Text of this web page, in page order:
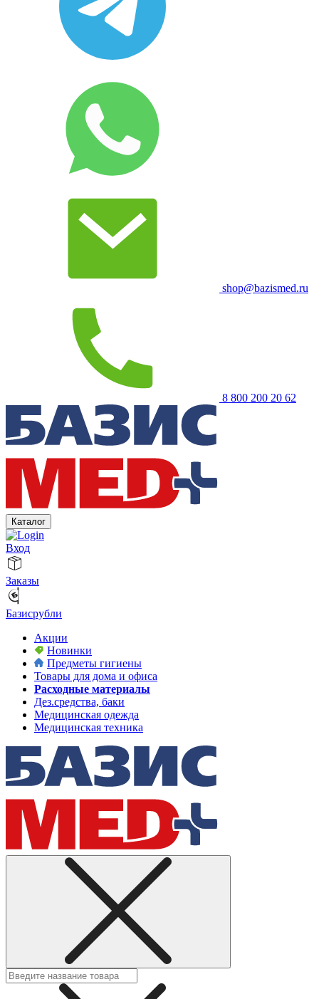
shop@bazismed.ru
8 800 200 20 62
Каталог
Вход
Заказы
Базисрубли
Акции
Новинки
Предметы гигиены
Товары для дома и офиса
Расходные материалы
Дез.средства, баки
Медицинская одежда
Медицинская техника